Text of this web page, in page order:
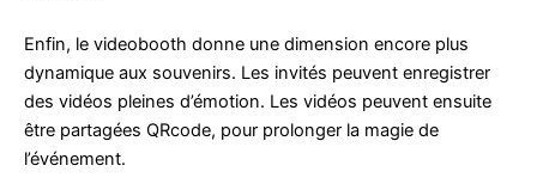
Enfin, le videobooth donne une dimension encore plus
dynamique aux souvenirs. Les invités peuvent enregistrer
des vidéos pleines d’émotion. Les vidéos peuvent ensuite
être partagées QRcode, pour prolonger la magie de
l’événement.